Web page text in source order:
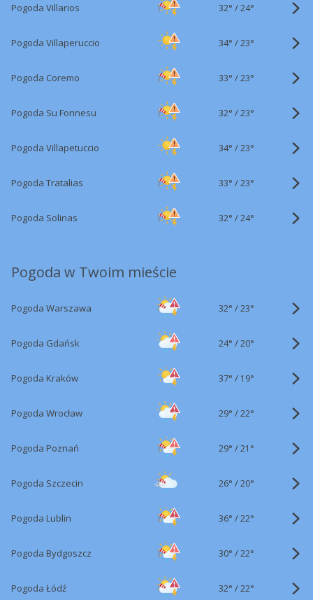
Pogoda Villarios 32° /24°
Pogoda Villaperuccio 34° /23°
Pogoda Coremo 33° /23°
Pogoda Su Fonnesu 32° /23°
Pogoda Villapetuccio 34° /23°
Pogoda Tratalias 33° /23°
Pogoda Solinas 32° /24°
Pogoda w Twoim mieście
Pogoda Warszawa 32° /23°
Pogoda Gdańsk 24° /20°
Pogoda Kraków 37° / 19°
Pogoda Wrocław 29° /22°
Pogoda Poznań 29° /21°
Pogoda Szczecin 26° /20°
Pogoda Lublin 36° /22°
Pogoda Bydgoszcz 30° /22°
Pogoda Łódź 32° /22°